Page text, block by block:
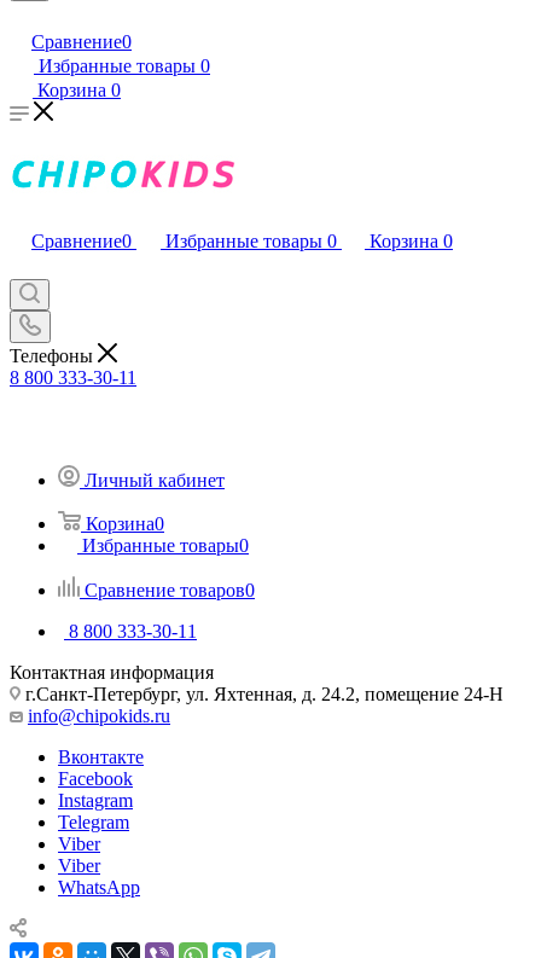
Сравнение0
Избранные товары 0
Корзина 0
Сравнение0 Избранные товары 0 Корзина 0
Телефоны
8 800 333-30-11
Личный кабинет
Корзина0
Избранные товары0
Сравнение товаров0
8 800 333-30-11
Контактная информация
г.Санкт-Петербург, ул. Яхтенная, д. 24.2, помещение 24-Н
info@chipokids.ru
Вконтакте
Facebook
Instagram
Telegram
Viber
Viber
WhatsApp